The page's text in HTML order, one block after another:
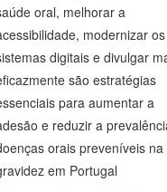
oral, melhorar a
modernizar os
digitais e divulgar
são estratégias
para aumentar a
e reduzir a
orais preveníveis na
em Portugal